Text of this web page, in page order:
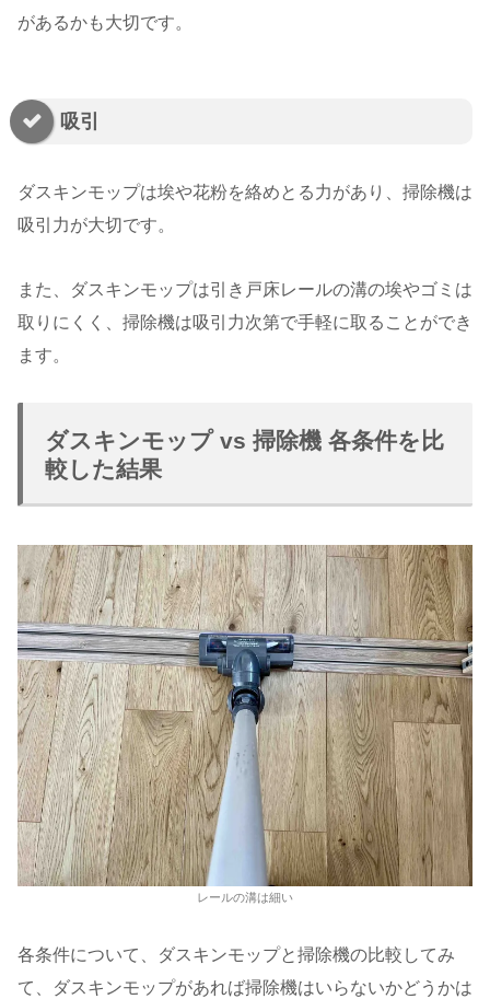
があるかも大切です。
吸引
ダスキンモップは埃や花粉を絡めとる力があり、掃除機は
吸引力が大切です。
また、ダスキンモップは引き戸床レールの溝の埃やゴミは
取りにくく、掃除機は吸引力次第で手軽に取ることができ
ます。
ダスキンモップ vs 掃除機 各条件を比
較した結果
レールの溝は細い
各条件について、ダスキンモップと掃除機の比較してみ
て、ダスキンモップがあれば掃除機はいらないかどうかは